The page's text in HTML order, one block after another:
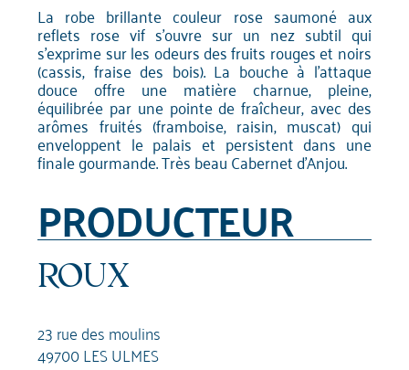
La robe brillante couleur rose saumoné aux
reflets rose vif s'ouvre sur un nez subtil qui
s'exprime sur les odeurs des fruits rouges et noirs
(cassis, fraise des bois). La bouche à l'attaque
douce offre une matière charnue, pleine,
équilibrée par une pointe de fraîcheur, avec des
arômes fruités (framboise, raisin, muscat) qui
enveloppent le palais et persistent dans une
finale gourmande. Très beau Cabernet d'Anjou.
PRODUCTEUR
ROUX
23 rue des moulins
49700 LES ULMES